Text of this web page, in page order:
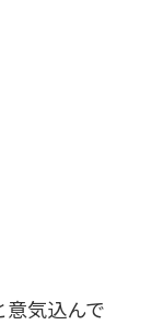
意気込んで